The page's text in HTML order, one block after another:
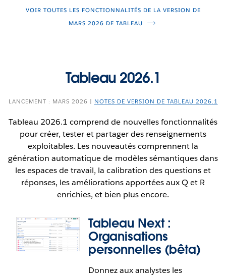
VOIR TOUTES LES FONCTIONNALITÉS DE LA VERSION DE
MARS 2026 DE TABLEAU
Tableau 2026.1
LANCEMENT : MARS 2026 | NOTES DE VERSION DE TABLEAU 2026.1
Tableau 2026.1 comprend de nouvelles fonctionnalités
pour créer, tester et partager des renseignements
exploitables. Les nouveautés comprennent la
génération automatique de modèles sémantiques dans
les espaces de travail, la calibration des questions et
réponses, les améliorations apportées aux Q et R
enrichies, et bien plus encore.
Tableau Next :
Organisations
personnelles (bêta)
Donnez aux analystes les